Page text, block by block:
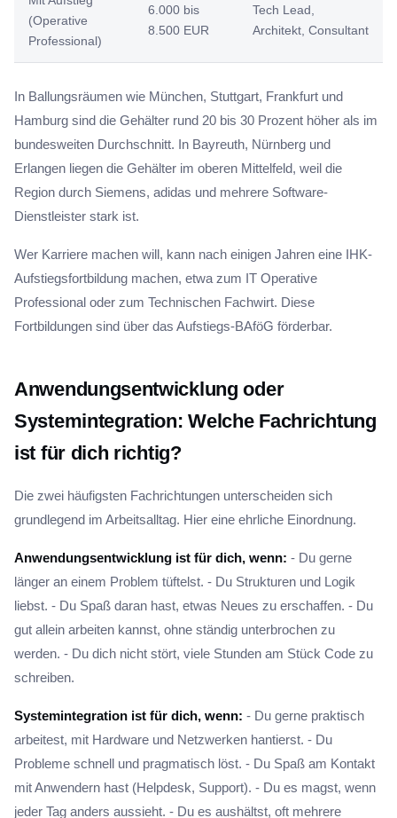
(Operative
Professional)
6.000 bis
8.500 EUR
Tech Lead,
Architekt, Consultant
In Ballungsräumen wie München, Stuttgart, Frankfurt und
Hamburg sind die Gehälter rund 20 bis 30 Prozent höher als im
bundesweiten Durchschnitt. In Bayreuth, Nürnberg und
Erlangen liegen die Gehälter im oberen Mittelfeld, weil die
Region durch Siemens, adidas und mehrere Software-
Dienstleister stark ist.
Wer Karriere machen will, kann nach einigen Jahren eine IHK-
Aufstiegsfortbildung machen, etwa zum IT Operative
Professional oder zum Technischen Fachwirt. Diese
Fortbildungen sind über das Aufstiegs-BAföG förderbar.
Anwendungsentwicklung oder
Systemintegration: Welche Fachrichtung
ist für dich richtig?
Die zwei häufigsten Fachrichtungen unterscheiden sich
grundlegend im Arbeitsalltag. Hier eine ehrliche Einordnung.
Anwendungsentwicklung ist für dich, wenn: - Du gerne
länger an einem Problem tüftelst. - Du Strukturen und Logik
liebst. - Du Spaß daran hast, etwas Neues zu erschaffen. - Du
gut allein arbeiten kannst, ohne ständig unterbrochen zu
werden. - Du dich nicht stört, viele Stunden am Stück Code zu
schreiben.
Systemintegration ist für dich, wenn: - Du gerne praktisch
arbeitest, mit Hardware und Netzwerken hantierst. - Du
Probleme schnell und pragmatisch löst. - Du Spaß am Kontakt
mit Anwendern hast (Helpdesk, Support). - Du es magst, wenn
jeder Tag anders aussieht. - Du es aushältst, oft mehrere